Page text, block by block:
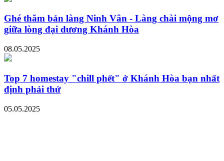
Ghé thăm bản làng Ninh Vân - Làng chài mộng mơ
giữa lòng đại dương Khánh Hòa
08.05.2025
Top 7 homestay "chill phết" ở Khánh Hòa bạn nhất
định phải thử
05.05.2025